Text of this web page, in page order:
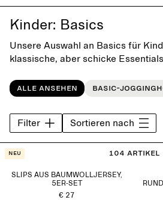
Kinder: Basics
Unsere Auswahl an Basics für
klassische, aber schicke
zeichnen sich durch ihr
aus und lassen sich im Alltag nach
kombinieren.
Alle ansehen Basic-
Filter Sortieren nach
104 Artikel
Neu
SLIPS AUS BAUMWOLLJERSEY,
5ER-SET
€ 27